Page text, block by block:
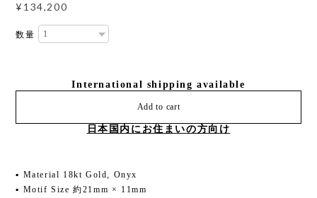
¥134,200
数量
International shipping available
Add to cart
日本国内にお住まいの方向け
▪ Material 18kt Gold, Onyx
▪ Motif Size 約21mm × 11mm